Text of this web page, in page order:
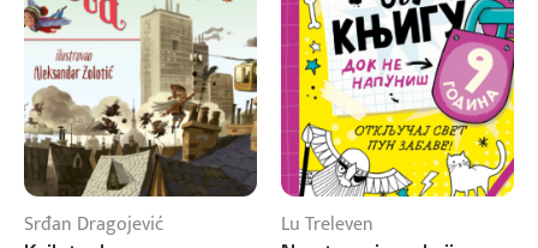
Srđan Dragojević Lu Treleven